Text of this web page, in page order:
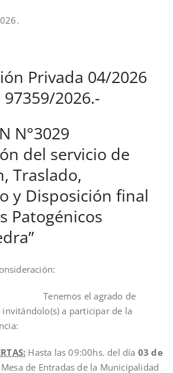
Privada 04/2026
2026.-
N°3029
del servicio de
Traslado,
y Disposición final
Patogénicos
el agrado de
a participar de la
Hasta las 09:00hs. del día 03 de
de Entradas de la Municipalidad